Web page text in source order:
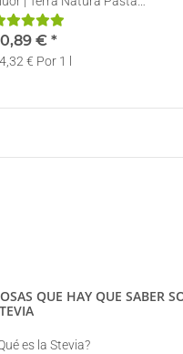
| 12 x 75ml
€ *
€ Por 1 l
QUE HAY QUE SABER
es la Stevia?